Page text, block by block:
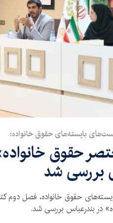
بایسته‌های حقوق خانواده؛
حقوق
بررسی شد
حقوق خانواده، فصل دوم
در بندرعباس بررسی شد.